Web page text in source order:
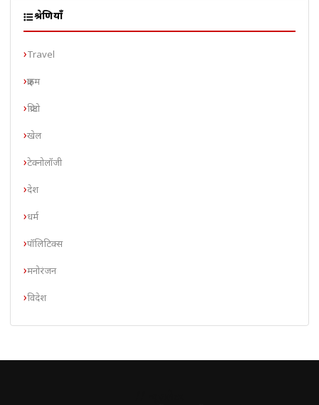
श्रेणियाँ
Travel
क्राइम
क्रिप्टो
खेल
टेक्नोलॉजी
देश
धर्म
पॉलिटिक्स
मनोरंजन
विदेश